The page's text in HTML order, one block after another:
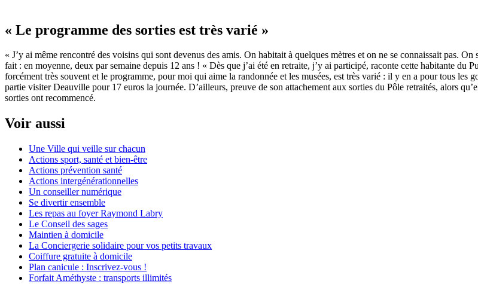
« Le programme des sorties est très varié »
« J’y ai même rencontré des voisins qui sont devenus des amis. On habitait à quelques mètres et on ne se connaissait pas.
fait : en moyenne, deux par semaine depuis 12 ans ! « Dès que j’ai été en retraite, j’y ai participé, raconte cette habitante du
forcément très souvent et le programme, pour moi qui aime la randonnée et les musées, est très varié : il y en a pour tous les
partie visiter Deauville pour 17 euros la journée. D’ailleurs, preuve de son attachement aux sorties du Pôle retraités, alors
sorties ont recommencé.
Voir aussi
Une Ville qui veille sur chacun
Actions sport, santé et bien-être
Actions prévention santé
Actions intergénérationnelles
Un conseiller numérique
Se divertir ensemble
Les repas au foyer Raymond Labry
Le Conseil des sages
Maintien à domicile
La Conciergerie solidaire pour vos petits travaux
Coiffure gratuite à domicile
Plan canicule : Inscrivez-vous !
Forfait Améthyste : transports illimités